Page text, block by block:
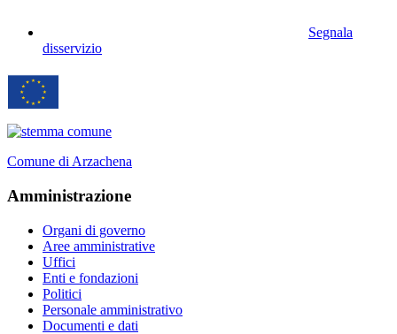
Segnala
disservizio
Comune di Arzachena
Amministrazione
Organi di governo
Aree amministrative
Uffici
Enti e fondazioni
Politici
Personale amministrativo
Documenti e dati